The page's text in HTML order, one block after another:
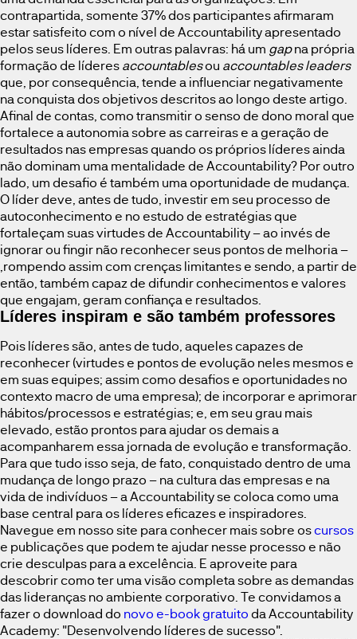
contrapartida, somente 37% dos participantes afirmaram
estar satisfeito com o nível de Accountability apresentado
pelos seus líderes. Em outras palavras: há um gapna própria
formação de líderesaccountablesou accountables leaders
que, por consequência, tende a influenciar negativamente
na conquista dos objetivos descritos ao longo deste artigo.
Afinal de contas, como transmitir o senso de dono moral que
fortalece a autonomia sobre as carreiras e a geração de
resultados nas empresas quando os próprios líderes ainda
não dominam uma mentalidade de Accountability? Por outro
lado, um desafio é também uma oportunidade de mudança.
O líder deve, antes de tudo, investir em seu processo de
autoconhecimento e no estudo de estratégias que
fortaleçam suas virtudes de Accountability – ao invés de
ignorar ou fingir não reconhecer seus pontos de melhoria –
,rompendo assim com crenças limitantes e sendo, a partir de
então, também capaz de difundir conhecimentos e valores
que engajam, geram confiança e resultados.
Líderes inspiram e são também professores
Pois líderes são, antes de tudo, aqueles capazes de
reconhecer (virtudes e pontos de evolução neles mesmos e
em suas equipes; assim como desafios e oportunidades no
contexto macro de uma empresa); de incorporar e aprimorar
hábitos/processos e estratégias; e, em seu grau mais
elevado, estão prontos para ajudar os demais a
acompanharem essa jornada de evolução e transformação.
Para que tudo isso seja, de fato, conquistado dentro de uma
mudança de longo prazo – na cultura das empresas e na
vida de indivíduos – a Accountability se coloca como uma
base central para os líderes eficazes e inspiradores.
Navegue em nosso site para conhecer mais sobre oscursos
e publicações que podem te ajudar nesse processo e não
crie desculpas para a excelência. E aproveite para
descobrir como ter uma visão completa sobre as demandas
das lideranças no ambiente corporativo. Te convidamos a
fazer o download do novo e-book gratuitoda Accountability
Academy: "Desenvolvendo líderes de sucesso".